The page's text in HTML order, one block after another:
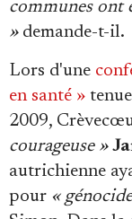
communes ont
»demande-t-il.
Lors d'une
en santé »
2009,
courageuse »
autrichienne
pour «